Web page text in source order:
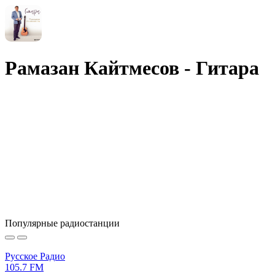
Рамазан Кайтмесов - Гитара
Популярные радиостанции
Русское Радио
105.7 FM